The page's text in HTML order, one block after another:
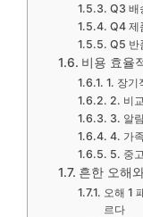
Q3 배
Q4 제
Q5 반
비용 효율
1. 장기
2. 비
3. 알
4. 가
5. 중
흔한 오해
오해 1
르다